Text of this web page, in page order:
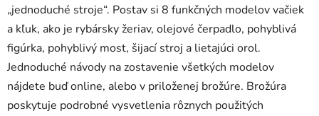
„jednoduché stroje“. Postav si 8 funkčných modelov vačiek
a kľuk, ako je rybársky žeriav, olejové čerpadlo, pohyblivá
figúrka, pohyblivý most, šijací stroj a lietajúci orol.
Jednoduché návody na zostavenie všetkých modelov
nájdete buď online, alebo v priloženej brožúre. Brožúra
poskytuje podrobné vysvetlenia rôznych použitých